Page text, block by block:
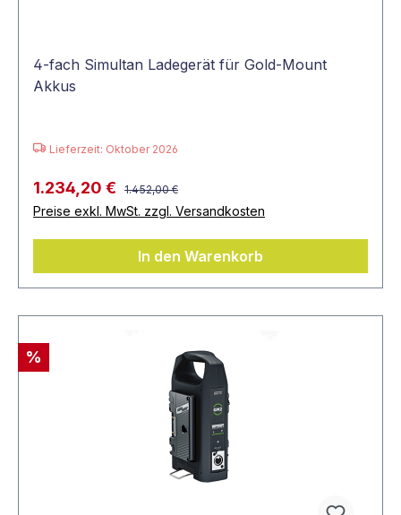
4-fach Simultan Ladegerät für Gold-Mount
Akkus
Lieferzeit: Oktober 2026
1.234,20 € 1.452,00 €
Preise exkl. MwSt. zzgl. Versandkosten
In den Warenkorb
%